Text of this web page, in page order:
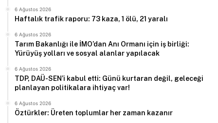
6 Ağustos 2026
Haftalık trafik raporu: 73 kaza, 1 ölü, 21 yaralı
6 Ağustos 2026
Tarım Bakanlığı ile İMO’dan Anı Ormanı için iş birliği:
Yürüyüş yolları ve sosyal alanlar yapılacak
6 Ağustos 2026
TDP, DAÜ-SEN’i kabul etti: Günü kurtaran değil, geleceği
planlayan politikalara ihtiyaç var!
6 Ağustos 2026
Öztürkler: Üreten toplumlar her zaman kazanır